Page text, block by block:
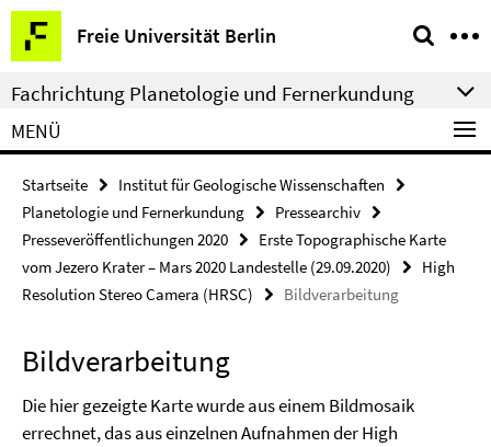
Springe
direkt
zu
Inhalt
Freie Universität Berlin
Service-
Navigation
Fachrichtung Planetologie und Fernerkundung
MENÜ
Startseite
Institut für Geologische Wissenschaften
Planetologie und Fernerkundung
Pressearchiv
Presseveröffentlichungen 2020
Erste Topographische Karte
vom Jezero Krater – Mars 2020 Landestelle (29.09.2020)
High
Resolution Stereo Camera (HRSC)
Bildverarbeitung
Bildverarbeitung
Die hier gezeigte Karte wurde aus einem Bildmosaik
errechnet, das aus einzelnen Aufnahmen der High